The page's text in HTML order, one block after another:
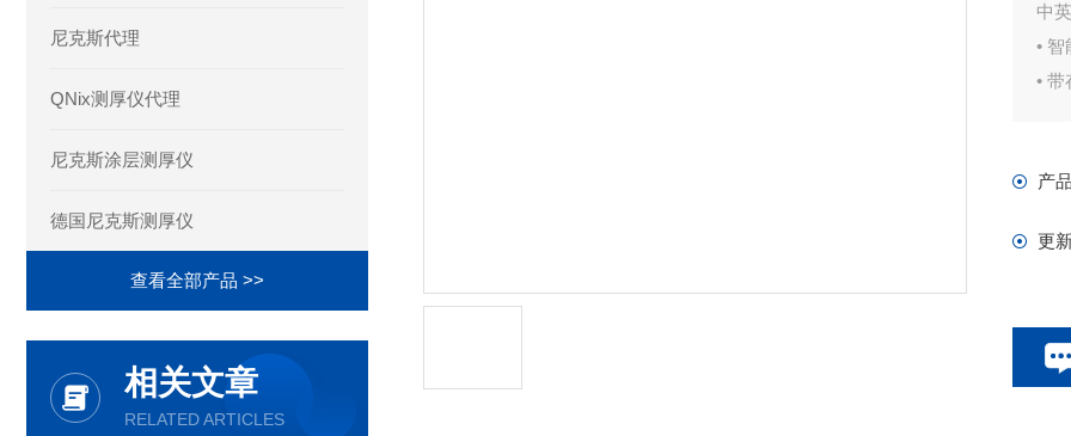
尼克斯代理
QNix测厚仪代理
尼克斯涂层测厚仪
德国尼克斯测厚仪
查看全部产品 >>
相关文章
RELATED ARTICLES
中
•
•
产
更